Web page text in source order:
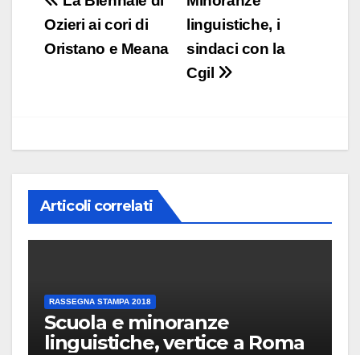
articoli
linguistiche, i
sindaci con la
Cgil
Ozieri ai cori di
Oristano e Meana
Articoli correlati
RASSEGNA STAMPA 2018
Scuola e minoranze
linguistiche, vertice a Roma